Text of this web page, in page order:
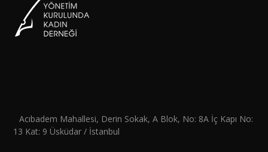
Acıbadem Mahallesi, Derin Sokak, A Blok, No: 8A İç Kapı No:
13 Kat: 9 Üsküdar / İstanbul